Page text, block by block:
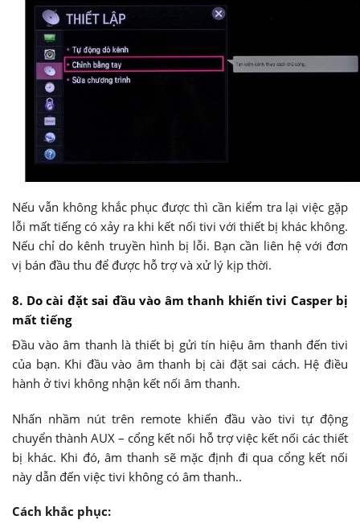
Nếu vẫn không khắc phục được thì cần kiểm tra lại việc gặp
lỗi mất tiếng có xảy ra khi kết nối tivi với thiết bị khác không.
Nếu chỉ do kênh truyền hình bị lỗi. Bạn cần liên hệ với đơn
vị bán đầu thu để được hỗ trợ và xử lý kịp thời.
8. Do cài đặt sai đầu vào âm thanh khiến tivi Casper bị
mất tiếng
Đầu vào âm thanh là thiết bị gửi tín hiệu âm thanh đến tivi
của bạn. Khi đầu vào âm thanh bị cài đặt sai cách. Hệ điều
hành ở tivi không nhận kết nối âm thanh.
Nhấn nhầm nút trên remote khiến đầu vào tivi tự động
chuyển thành AUX – cổng kết nối hỗ trợ việc kết nối các thiết
bị khác. Khi đó, âm thanh sẽ mặc định đi qua cổng kết nối
này dẫn đến việc tivi không có âm thanh..
Cách khắc phục: